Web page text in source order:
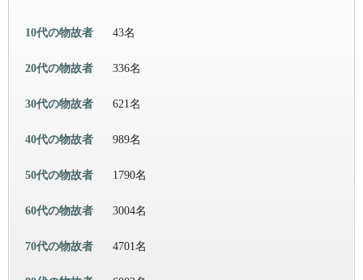
10代の物故者 43名
20代の物故者 336名
30代の物故者 621名
40代の物故者 989名
50代の物故者 1790名
60代の物故者 3004名
70代の物故者 4701名